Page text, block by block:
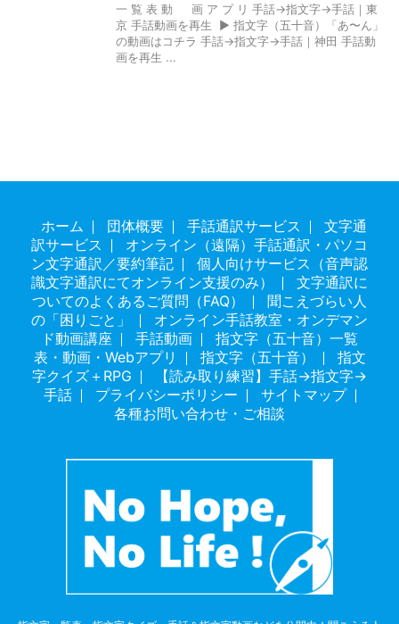
一 覧 表 動 画 ア プ リ 手話→指文字→手話｜東
京 手話動画を再生 ▶ 指文字（五十音）「あ〜ん」
の動画はコチラ 手話→指文字→手話｜神田 手話動
画を再生 ...
ホーム 団体概要 手話通訳サービス
文字通
訳サービス
オンライン（遠隔）手話通訳・パソコ
ン文字通訳／要約筆記
個人向けサービス（音声認
識文字通訳にてオンライン支援のみ）
文字通訳に
ついてのよくあるご質問（FAQ）
聞こえづらい人
の「困りごと」
オンライン手話教室・オンデマン
ド動画講座
手話動画
指文字（五十音）一覧
表・動画・Webアプリ
指文字（五十音）
指文
字クイズ＋RPG
【読み取り練習】手話→指文字→
手話
プライバシーポリシー
サイトマップ
各種お問い合わせ・ご相談